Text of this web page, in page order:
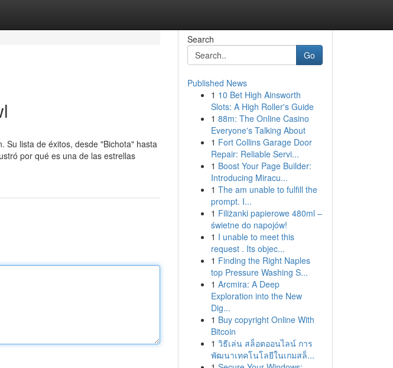
Su lista de éxitos, desde "Bichota" hasta
por qué es una de las estrellas
Search
Go
Published News
1 10 Bet High Ainsworth
Slots: A High Roller's Guide
1 88m: The Online Casino
Everyone's Talking About
1 Fort Collins Garage Door
Repair: Reliable Servi...
1 Boost Your Page Builder:
Introducing Miracu...
1 The am unable to fulfill the
prompt. I...
1 Filiżanki papierowe 480ml –
świetne do napojów!
1 I unable to meet this
request . Its objec...
1 Finding the Right Naples
top Pressure Washing S...
1 Arcmira: A Deep
Exploration into the New
Dig...
1 Buy copyright Online With
Bitcoin
1 วิธีเล่น สล็อตออนไลน์ การ
พัฒนาเทคโนโลยีในเกมสล็...